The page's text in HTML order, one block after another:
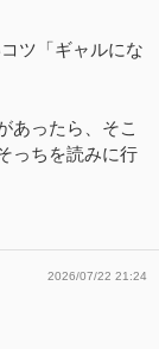
ツ「ギャルにな
あったら、そこ
っちを読みに行
2026/07/22 21:24